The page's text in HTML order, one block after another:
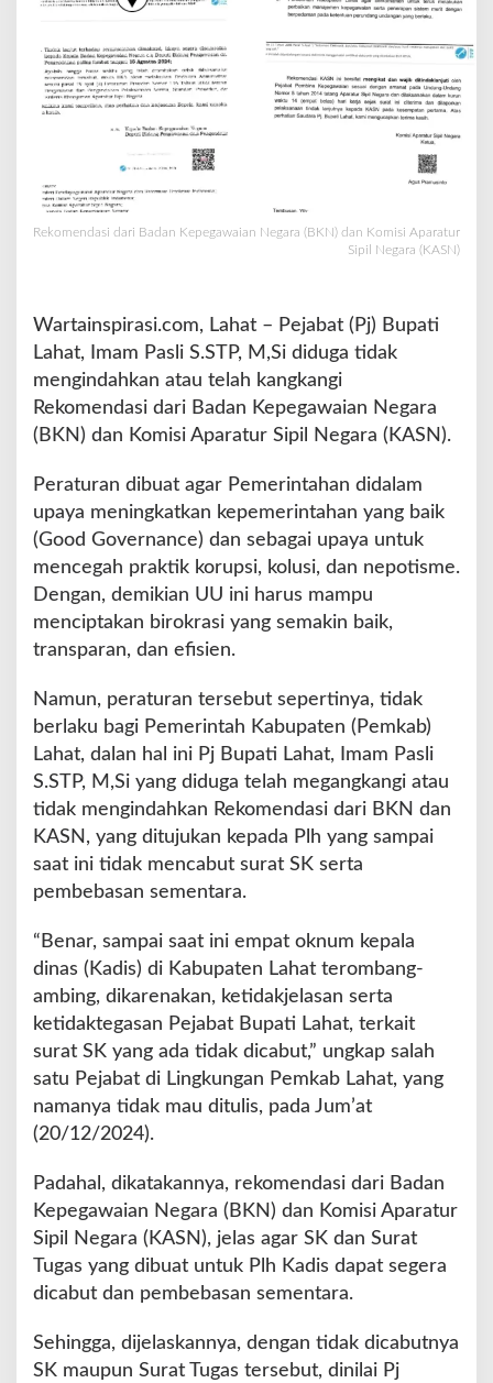
A
N
T
a
k
i
i
d
a
j
B
u
a
i
L
a
t
Rekomendasi dari Badan Kepegawaian Negara (BKN) dan Komisi Aparatur
Sipil Negara (KASN)
Wartainspirasi.com, Lahat – Pejabat (Pj) Bupati
Lahat, Imam Pasli S.STP, M,Si diduga tidak
mengindahkan atau telah kangkangi
Rekomendasi dari Badan Kepegawaian Negara
(BKN) dan Komisi Aparatur Sipil Negara (KASN).
Peraturan dibuat agar Pemerintahan didalam
upaya meningkatkan kepemerintahan yang baik
(Good Governance) dan sebagai upaya untuk
mencegah praktik korupsi, kolusi, dan nepotisme.
Dengan, demikian UU ini harus mampu
menciptakan birokrasi yang semakin baik,
transparan, dan efisien.
Namun, peraturan tersebut sepertinya, tidak
berlaku bagi Pemerintah Kabupaten (Pemkab)
Lahat, dalan hal ini Pj Bupati Lahat, Imam Pasli
S.STP, M,Si yang diduga telah megangkangi atau
tidak mengindahkan Rekomendasi dari BKN dan
KASN, yang ditujukan kepada Plh yang sampai
saat ini tidak mencabut surat SK serta
pembebasan sementara.
“Benar, sampai saat ini empat oknum kepala
dinas (Kadis) di Kabupaten Lahat terombang-
ambing, dikarenakan, ketidakjelasan serta
ketidaktegasan Pejabat Bupati Lahat, terkait
surat SK yang ada tidak dicabut,” ungkap salah
satu Pejabat di Lingkungan Pemkab Lahat, yang
namanya tidak mau ditulis, pada Jum’at
(20/12/2024).
Padahal, dikatakannya, rekomendasi dari Badan
Kepegawaian Negara (BKN) dan Komisi Aparatur
Sipil Negara (KASN), jelas agar SK dan Surat
Tugas yang dibuat untuk Plh Kadis dapat segera
dicabut dan pembebasan sementara.
Sehingga, dijelaskannya, dengan tidak dicabutnya
SK maupun Surat Tugas tersebut, dinilai Pj